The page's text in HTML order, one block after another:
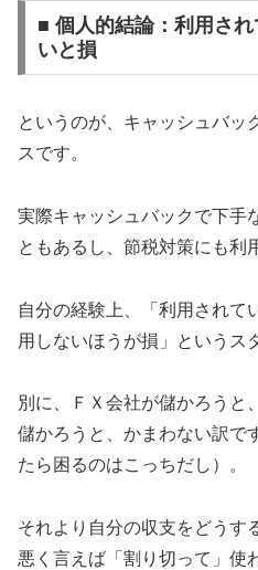
■ 個人的結論：利用さ
いと損
というのが、キャッシュバッ
スです。
実際キャッシュバックで下手
ともあるし、節税対策にも利
自分の経験上、「利用されて
用しないほうが損」というス
別に、ＦＸ会社が儲かろうと
儲かろうと、かまわない訳で
たら困るのはこっちだし）。
それより自分の収支をどうす
悪く言えば「割り切って」使